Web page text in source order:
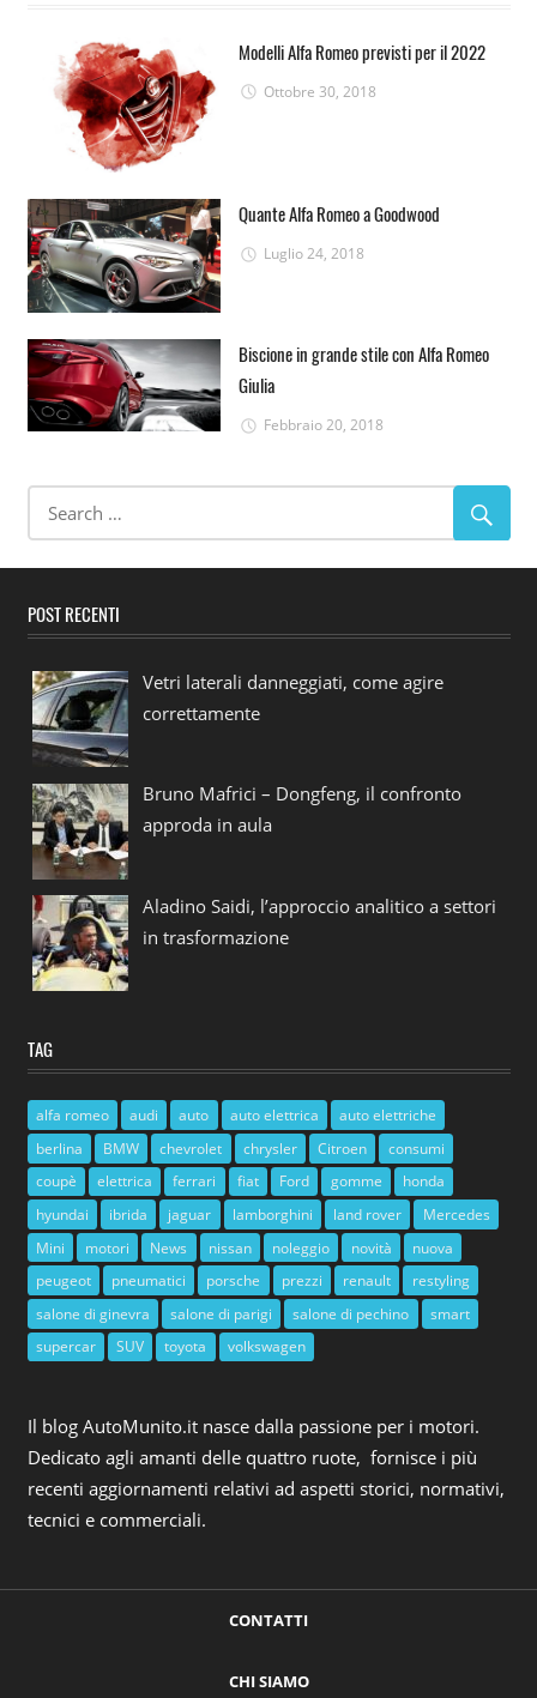
Modelli Alfa Romeo previsti per il 2022
Ottobre 30, 2018
Quante Alfa Romeo a Goodwood
Luglio 24, 2018
Biscione in grande stile con Alfa Romeo
Giulia
Febbraio 20, 2018
POST RECENTI
Vetri laterali danneggiati, come agire
correttamente
Bruno Mafrici – Dongfeng, il confronto
approda in aula
Aladino Saidi, l’approccio analitico a settori
in trasformazione
TAG
alfa romeo audi auto auto elettrica
auto elettriche
berlina
BMW chevrolet chrysler Citroen
consumi
coupè
elettrica ferrari fiat Ford gomme
honda
hyundai
ibrida jaguar lamborghini land rover
Mercedes
Mini
motori News nissan noleggio novità
nuova
peugeot
pneumatici porsche prezzi renault
restyling
salone di ginevra
salone di parigi salone di pechino
smart
supercar
SUV toyota volkswagen
Il blog AutoMunito.it nasce dalla passione per i motori.
Dedicato agli amanti delle quattro ruote, fornisce i più
recenti aggiornamenti relativi ad aspetti storici, normativi,
tecnici e commerciali.
CONTATTI
CHI SIAMO